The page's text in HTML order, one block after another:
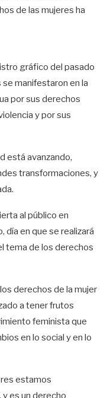
de las mujeres ha
gráfico del pasado
manifestaron en la
por sus derechos
y por sus
está avanzando,
transformaciones, y
al público en
día en que se realizará
tema de los derechos
derechos de la mujer
a tener frutos
feminista que
en lo social y en lo
estamos
y es un derecho